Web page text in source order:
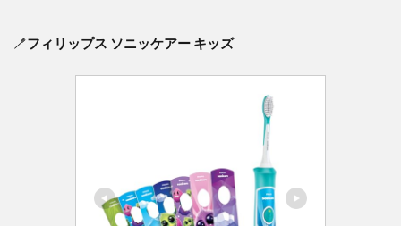
🪥フィリップス ソニッケアー キッズ